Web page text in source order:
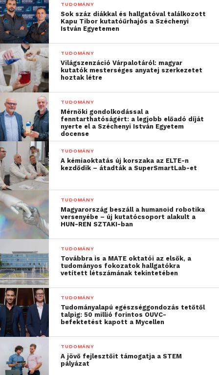
TUDOMÁNY
Sok száz diákkal és hallgatóval találkozott
Kapu Tibor kutatóűrhajós a Széchenyi
István Egyetemen
TUDOMÁNY
Világszenzáció Várpalotáról: magyar
kutatók mesterséges anyatej szerkezetet
hoztak létre
TUDOMÁNY
Mérnöki gondolkodással a
fenntarthatóságért: a legjobb előadó díját
nyerte el a Széchenyi István Egyetem
docense
TUDOMÁNY
A kémiaoktatás új korszaka az ELTE-n
kezdődik – átadták a SuperSmartLab-et
TUDOMÁNY
Magyarország beszáll a humanoid robotika
versenyébe – új kutatócsoport alakult a
HUN-REN SZTAKI-ban
TUDOMÁNY
Továbbra is a MATE oktatói az elsők, a
tudományos fokozatok hallgatókra
vetített létszámának tekintetében
TUDOMÁNY
Tudományalapú egészséggondozás tetőtől
talpig: 50 millió forintos OUVC-
befektetést kapott a Mycellen
TUDOMÁNY
A jövő fejlesztőit támogatja a STEM
pályázat